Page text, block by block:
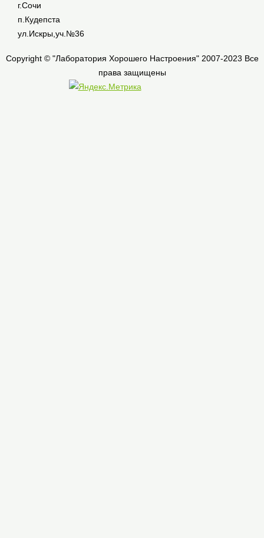
г.Сочи
п.Кудепста
ул.Искры,уч.№36
Copyright © "Лаборатория Хорошего Настроения" 2007-2023 Все
права защищены